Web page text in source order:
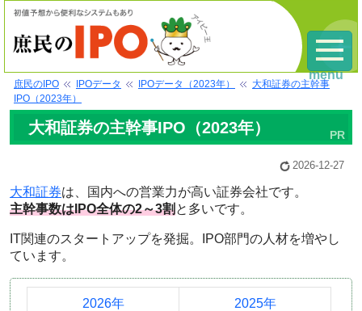
庶民のIPO IPOデータ IPOデータ（2023年）
大和証券の主幹事
IPO（2023年）
大和証券の主幹事IPO（2023年）
2026-12-27
大和証券は、国内への営業力が高い証券会社です。
主幹事数はIPO全体の2～3割 と多いです。
IT関連のスタートアップを発掘。IPO部門の人材を増やし
ています。
2026年 2025年
menu